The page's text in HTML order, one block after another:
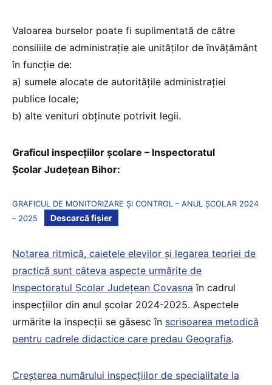
Valoarea burselor poate fi suplimentată de către
consiliile de administrație ale unităților de învățământ
în funcție de:
a) sumele alocate de autoritățile administrației
publice locale;
b) alte venituri obținute potrivit legii.
Graficul inspecțiilor școlare – Inspectoratul
Școlar Județean Bihor:
GRAFICUL DE MONITORIZARE ȘI CONTROL – ANUL ȘCOLAR 2024
– 2025
Descarcă fișier
Notarea ritmică, caietele elevilor și legarea teoriei de
practică sunt câteva aspecte urmărite de
Inspectoratul Școlar Județean Covasna în cadrul
inspecțiilor din anul școlar 2024-2025. Aspectele
urmărite la inspecții se găsesc în scrisoarea metodică
pentru cadrele didactice care predau Geografia.
Creșterea numărului inspecțiilor de specialitate la